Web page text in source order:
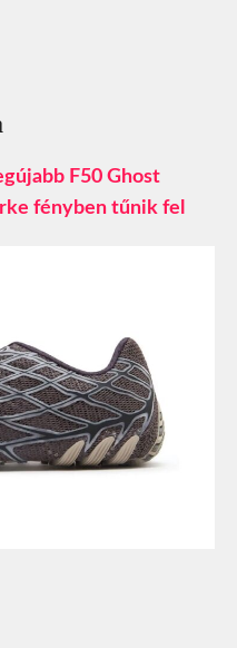
F50 Ghost
fényben tűnik fel